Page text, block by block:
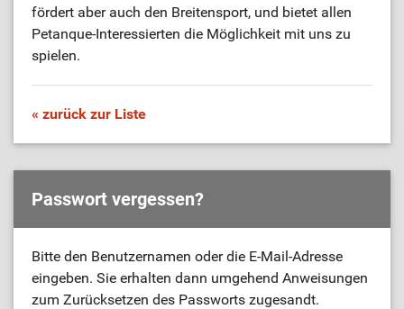
fördert aber auch den Breitensport, und bietet allen
Petanque-Interessierten die Möglichkeit mit uns zu
spielen.
« zurück zur Liste
Passwort vergessen?
Bitte den Benutzernamen oder die E-Mail-Adresse
eingeben. Sie erhalten dann umgehend Anweisungen
zum Zurücksetzen des Passworts zugesandt.